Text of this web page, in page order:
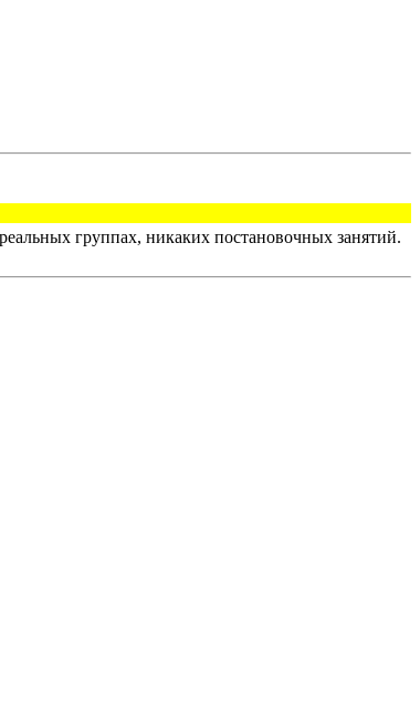
группах, никаких постановочных занятий.